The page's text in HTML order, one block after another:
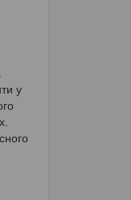
у